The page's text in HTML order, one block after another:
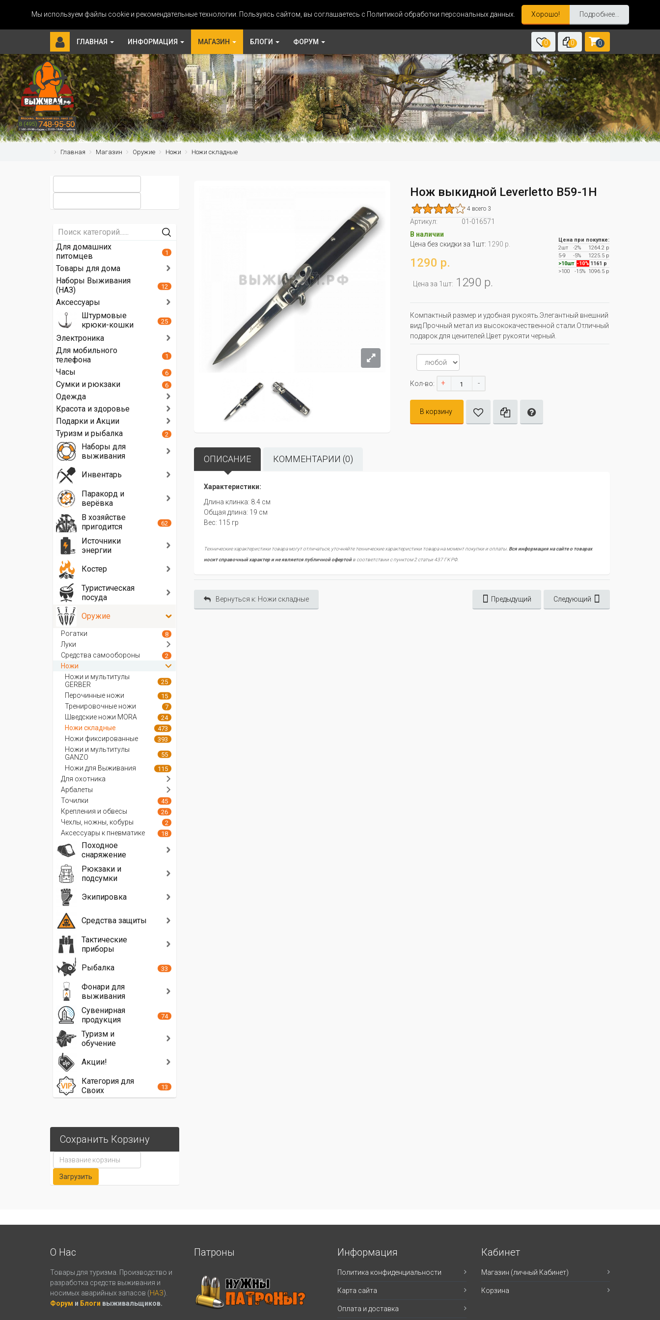
Мы используем файлы cookie и рекомендательные технологии. Пользуясь сайтом, вы соглашаетесь с Политикой обработки персональных данных. Хорошо! Подробнее...
ГЛАВНАЯ ИНФОРМАЦИЯ МАГАЗИН БЛОГИ ФОРУМ 0 0 0
Главная Магазин Оружие Ножи Ножи складные
Нож выкидной Leverletto B59-1H
4 всего 3
Артикул:
01-016571
В наличии
Цена без скидки за 1шт: 1290 р.
1290 р.
Цена за 1шт: 1290 р.
Цена при покупке:
2шт
-2%
1264.2 р
5-9
-5%
1225.5 р
>10шт -10% 1161 р
>100
-15%1096.5 р
Компактный размер и удобная рукоять.Элегантный внешний
вид.Прочный метал из высококачественной стали.Отличный
подарок для ценителей.Цвет рукояти черный.
Кол-во: + -
В корзину
ОПИСАНИЕ КОММЕНТАРИИ (0)
Характеристики:
Длина клинка: 8.4 cм
Общая длина: 19 см
Вес: 115 гр
Технические характеристики товара могут отличаться, уточняйте технические характеристики товара на момент покупки и оплаты. Вся информация на сайте о товарах
носит справочный характер и не является публичной офертойв соответствии с пунктом 2 статьи 437 ГК РФ.
Вернуться к: Ножи складные Предыдущий Следующий
Для домашних
питомцев
1
Товары для дома
Наборы Выживания
(НАЗ)
12
Аксессуары
Штурмовые
крюки-кошки
25
Электроника
Для мобильного
телефона
1
Часы 6
Сумки и рюкзаки 6
Одежда
Красота и здоровье
Подарки и Акции
Туризм и рыбалка
2
Наборы для
выживания
Инвентарь
Паракорд и
верёвка
В хозяйстве
пригодится
62
Источники
энергии
Костер
Туристическая
посуда
Оружие
Рогатки 8
Луки
Средства самообороны
2
Ножи
Ножи и мультитулы
GERBER
25
Перочинные ножи 15
Тренировочные ножи 7
Шведские ножи MORA 24
Ножи складные 473
Ножи фиксированные 393
Ножи и мультитулы
GANZO
55
Ножи для Выживания 115
Для охотника
Арбалеты
Точилки
45
Крепления и обвесы 26
Чехлы, ножны, кобуры 2
Аксессуары к пневматике 18
Походное
снаряжение
Рюкзаки и
подсумки
Экипировка
Средства защиты
Тактические
приборы
Рыбалка
33
Фонари для
выживания
Сувенирная
продукция
74
Туризм и
обучение
Акции!
Категория для
Своих
13
Сохранить Корзину
О Нас
Товары для туризма. Производство и
разработка средств выживания и
носимых аварийных запасов (НАЗ).
Форум и Блоги выживальщиков.
Патроны Информация
Политика конфиденциальности
Карта сайта
Оплата и доставка
Кабинет
Магазин (личный Кабинет)
Корзина